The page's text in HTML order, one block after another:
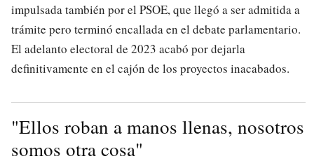
impulsada también por el PSOE, que llegó a ser admitida a
trámite pero terminó encallada en el debate parlamentario.
El adelanto electoral de 2023 acabó por dejarla
definitivamente en el cajón de los proyectos inacabados.
"Ellos roban a manos llenas, nosotros
somos otra cosa"